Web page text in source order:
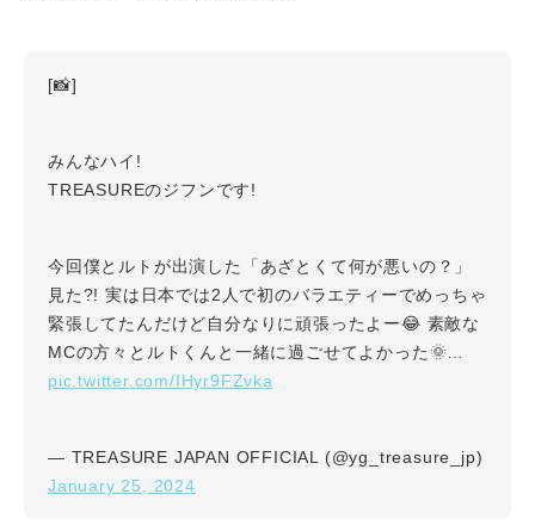
[📸]
みんなハイ!
TREASUREのジフンです!
今回僕とルトが出演した「あざとくて何が悪いの？」
見た?! 実は日本では2人で初のバラエティーでめっちゃ
緊張してたんだけど自分なりに頑張ったよー😂 素敵な
MCの方々とルトくんと一緒に過ごせてよかった🌞…
pic.twitter.com/IHyr9FZvka
— TREASURE JAPAN OFFICIAL (@yg_treasure_jp)
January 25, 2024